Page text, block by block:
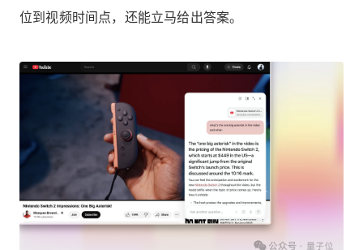
位到视频时间点，还能立马给出答案。